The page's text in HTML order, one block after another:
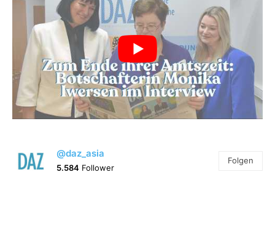
@daz_asia
5.584 Follower
Folgen